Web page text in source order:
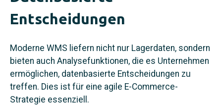
Entscheidungen
Moderne WMS liefern nicht nur Lagerdaten, sondern
bieten auch Analysefunktionen, die es Unternehmen
ermöglichen, datenbasierte Entscheidungen zu
treffen. Dies ist für eine agile E‑Commerce-
Strategie essenziell.